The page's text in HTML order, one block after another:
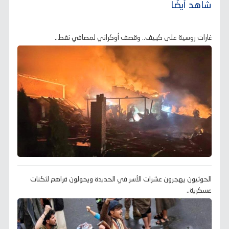
شاهد أيضًا
غارات روسية على كييف.. وقصف أوكراني لمصافي نفط..
الحوثيون يهجرون عشرات الأسر في الحديدة ويحولون قراهم لثكنات
عسكرية..